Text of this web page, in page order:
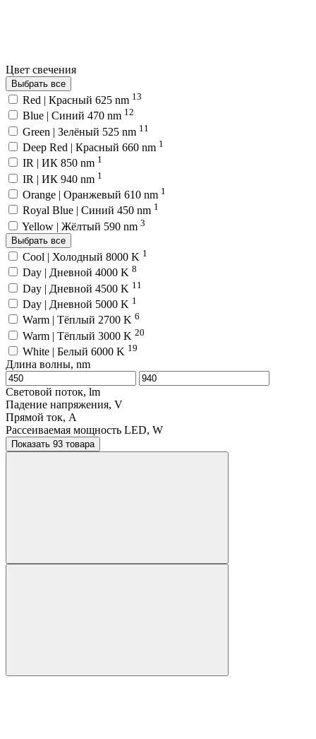
Цвет свечения
Выбрать все
Red | Красный 625 nm 13
Blue | Синий 470 nm 12
Green | Зелёный 525 nm 11
Deep Red | Красный 660 nm 1
IR | ИК 850 nm 1
IR | ИК 940 nm 1
Orange | Оранжевый 610 nm 1
Royal Blue | Синий 450 nm 1
Yellow | Жёлтый 590 nm 3
Выбрать все
Cool | Холодный 8000 K 1
Day | Дневной 4000 K 8
Day | Дневной 4500 K 11
Day | Дневной 5000 K 1
Warm | Тёплый 2700 K 6
Warm | Тёплый 3000 K 20
White | Белый 6000 K 19
Длина волны, nm
Световой поток, lm
Падение напряжения, V
Прямой ток, A
Рассеиваемая мощность LED, W
Показать 93 товара